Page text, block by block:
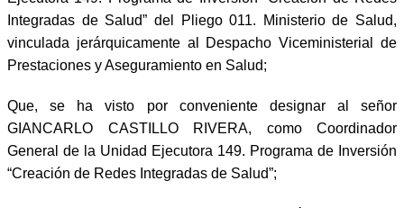
Integradas de Salud” del Pliego 011. Ministerio de Salud,
vinculada jerárquicamente al Despacho Viceministerial de
Prestaciones y Aseguramiento en Salud;
Que, se ha visto por conveniente designar al señor
GIANCARLO CASTILLO RIVERA, como Coordinador
General de la Unidad Ejecutora 149. Programa de Inversión
“Creación de Redes Integradas de Salud”;